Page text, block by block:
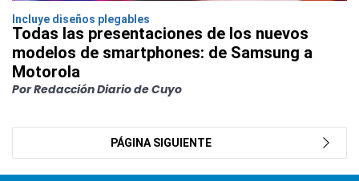
Incluye diseños plegables
Todas las presentaciones de los nuevos
modelos de smartphones: de Samsung a
Motorola
Por Redacción Diario de Cuyo
PÁGINA SIGUIENTE